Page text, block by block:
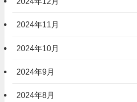
2024年11月
2024年10月
2024年9月
2024年8月